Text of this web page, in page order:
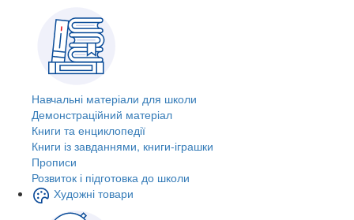
Навчальні матеріали для школи
Демонстраційний матеріал
Книги та енциклопедії
Книги із завданнями, книги-іграшки
Прописи
Розвиток і підготовка до школи
Художні товари